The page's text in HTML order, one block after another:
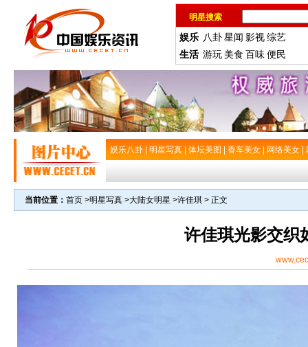
明星搜索
娱乐 八卦星闻 影视综艺
生活 游玩 美食 百味便民
娱乐八卦 明星写真 体坛美图 香车美女 网络美女
当前位置： 首页 >明星写真 >大陆女明星 >许佳琪 > 正文
许佳琪光影交织